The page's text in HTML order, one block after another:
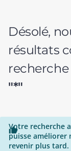
Désolé,
résultats
recherche
"*"

Votre recherche
puisse améliorer
revenir plus tard.